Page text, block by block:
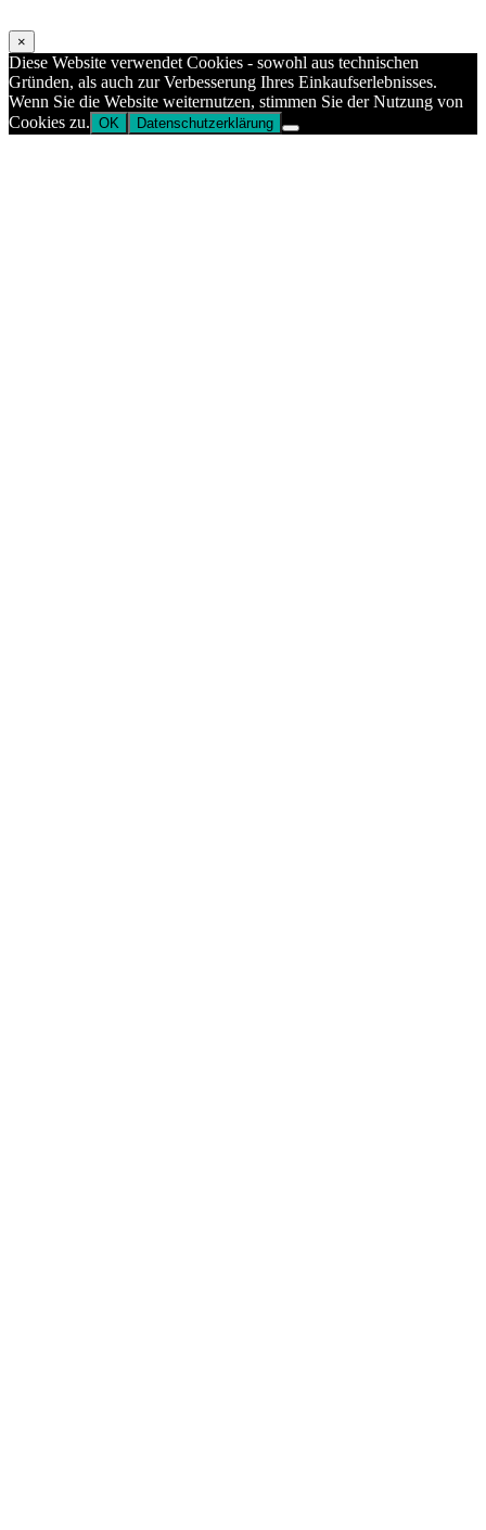
×
Diese Website verwendet Cookies - sowohl aus technischen
Gründen, als auch zur Verbesserung Ihres Einkaufserlebnisses.
Wenn Sie die Website weiternutzen, stimmen Sie der Nutzung von
Cookies zu. OK Datenschutzerklärung